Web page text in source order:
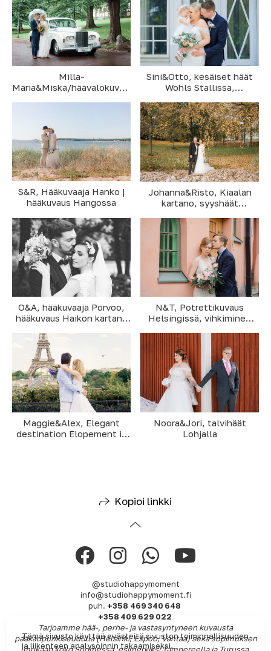
Milla-
Maria&Miska/häävalokuvaus
Sini&Otto, kesäiset häät
Wohls Stallissa,
S&R, Hääkuvaaja Hanko |
hääkuvaus Hangossa
Johanna&Risto, Kiaalan
kartano, syyshäät
O&A, hääkuvaaja Porvoo,
hääkuvaus Haikon kartano
N&T, Potrettikuvaus
Helsingissä, vihkiminen
Maggie&Alex, Elegant
destination Elopement in
Noora&Jori, talvihäät
Lohjalla
Kopioi linkki
@studiohappymoment
info@studiohappymoment.fi
puh. +358 469 340 648
+358 409 629 022
Tarjoamme hää-, perhe- ja vastasyntyneen kuvausta
pääkaupunkiseudulla (Helsinki, Espoo, Vantaa) sekä sopimuksen
Tämä sivusto käyttää evästeitä sivuston toiminnallisuuden
ja liikenteen analysoinnin takaamiseksi.